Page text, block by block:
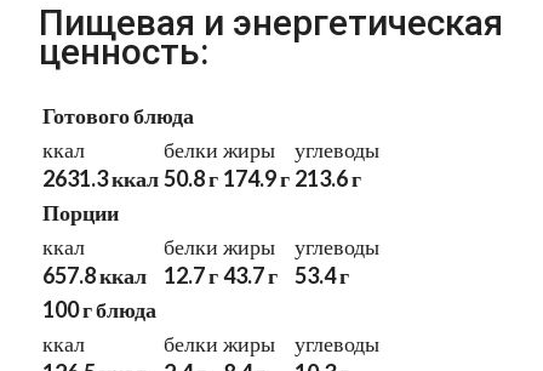
Пищевая и энергетическая
ценность:
Готового блюда
ккал
2631.3 ккал
белки
50.8 г
жиры
174.9 г
углеводы
213.6 г
Порции
ккал
657.8 ккал
белки
12.7 г
жиры
43.7 г
углеводы
53.4 г
100 г блюда
ккал
белки жиры
углеводы